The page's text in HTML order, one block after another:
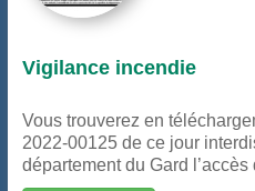
Vigilance incendie
Vous trouverez en
2022-00125 de ce jour
département du Gard